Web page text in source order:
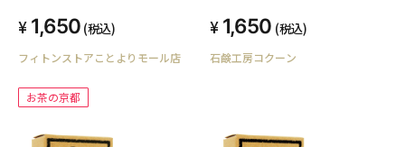
1,650 (税込)
フィトンストアことよりモール店
お茶の京都
1,650 (税込)
石鹸工房コクーン